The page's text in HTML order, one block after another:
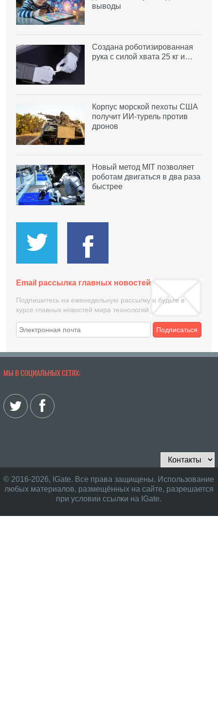
выводы
Создана роботизированная
рука с силой хвата 25 кг и…
Корпус морской пехоты США
получит ИИ-турель против
дронов
Новый метод MIT позволяет
роботам двигаться в два раза
быстрее
Email рассылка главных новостей
Подпишитесь на еженедельную рассылку и будьте в
курсе главных новостей мира технологий
Подписаться
МЫ В СОЦИАЛЬНЫХ СЕТЯХ:
© 2016-2026, IGate. Все права защищены. Использование
любых материалов, размещённых на сайте, разрешается
при условии ссылки на IGate.